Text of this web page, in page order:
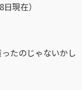
現在）
たのじゃないかし